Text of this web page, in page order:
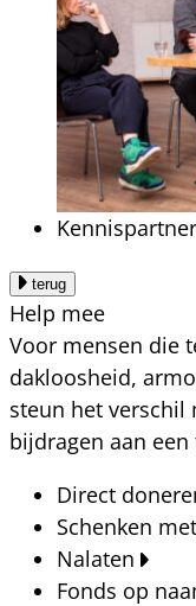
terug
Help mee
Voor mensen die
dakloosheid,
steun het verschil
bijdragen aan
Direct
Schenken
Nalaten
Fonds op